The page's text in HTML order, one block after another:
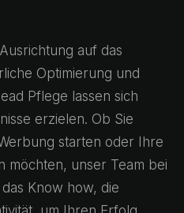
auf das
Optimierung und
Pflege lassen sich
erzielen. Ob Sie
starten oder Ihre
möchten, unser Team bei
Know how, die